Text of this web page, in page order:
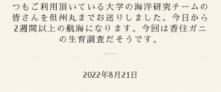
つもご利用頂いている大学の海洋研究チームの
皆さんを但州丸までお送りしました。今日から
2週間以上の航海になります。今回は香住ガニ
の生育調査だそうです。
2022年8月21日